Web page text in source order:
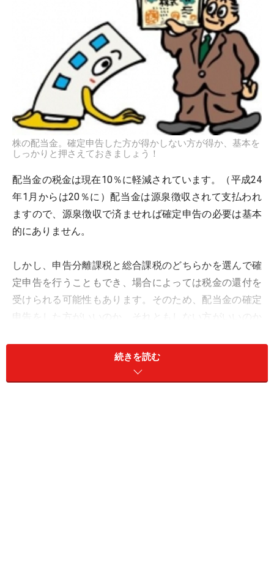
株の配当金。確定申告した方が得かしない方が得か、基本を
しっかりと押さえておきましょう！
配当金の税金は現在10％に軽減されています。（平成24
年1月からは20％に）配当金は源泉徴収されて支払われ
ますので、源泉徴収で済ませれば確定申告の必要は基本
的にありません。
しかし、申告分離課税と総合課税のどちらかを選んで確
定申告を行うこともでき、場合によっては税金の還付を
受けられる可能性もあります。そのため、配当金の確定
申告をした方がいいのか、それともしない方がいいのか
配当金を確定申告した方がいいのか、それとも源泉徴収
で済ませた方がいいのかを次のページで考えていきま
続きを読む